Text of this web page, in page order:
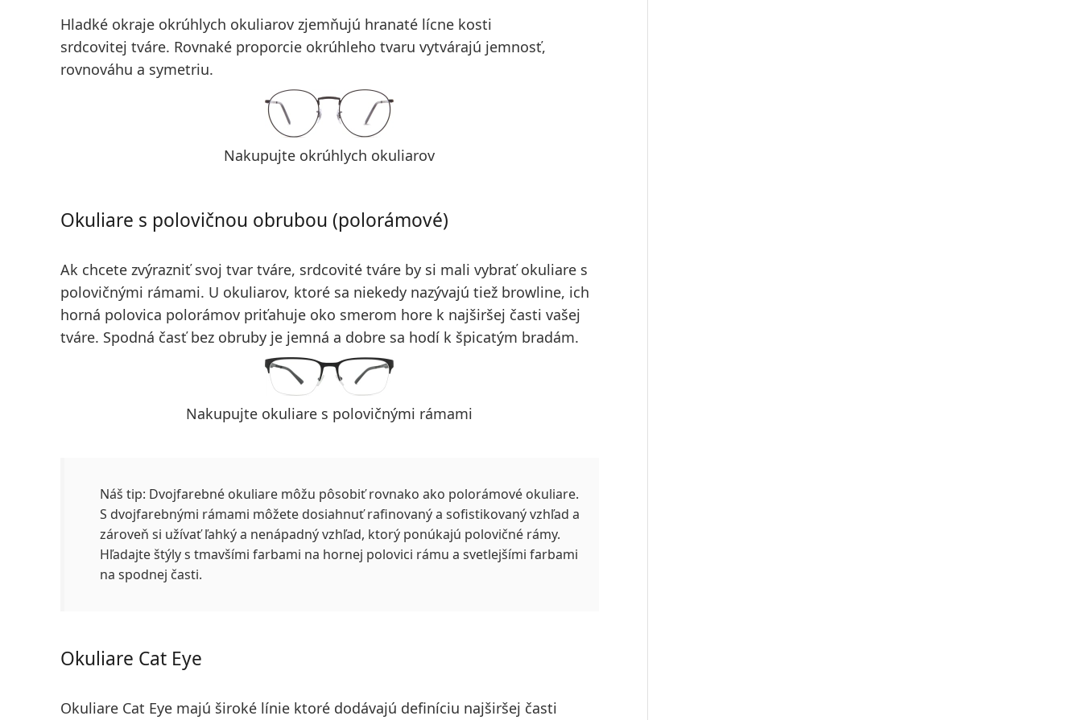
Hladké okraje okrúhlych okuliarov zjemňujú hranaté lícne kosti
srdcovitej tváre. Rovnaké proporcie okrúhleho tvaru vytvárajú jemnosť,
rovnováhu a symetriu.
Nakupujte okrúhlych okuliarov
Okuliare s polovičnou obrubou (polorámové)
Ak chcete zvýrazniť svoj tvar tváre, srdcovité tváre by si mali vybrať okuliare s
polovičnými rámami. U okuliarov, ktoré sa niekedy nazývajú tiež browline, ich
horná polovica polorámov priťahuje oko smerom horek najširšej časti vašej
tváre. Spodná časť bez obruby je jemná a dobre sa hodí k špicatým bradám.
Nakupujte okuliare s polovičnými rámami
Náš tip: Dvojfarebné okuliare môžu pôsobiť rovnako ako polorámové okuliare.
S dvojfarebnými rámami môžete dosiahnuť rafinovaný a sofistikovaný vzhľad a
zároveň si užívať ľahký a nenápadný vzhľad, ktorý ponúkajú polovičné rámy.
Hľadajte štýly s tmavšími farbami na hornej polovici rámu a svetlejšími farbami
na spodnej časti.
Okuliare Cat Eye
Okuliare Cat Eye majú široké línie ktoré dodávajú definíciu najširšej časti